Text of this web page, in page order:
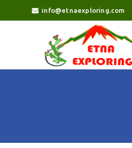
info@etnaexploring.com
Ricerca